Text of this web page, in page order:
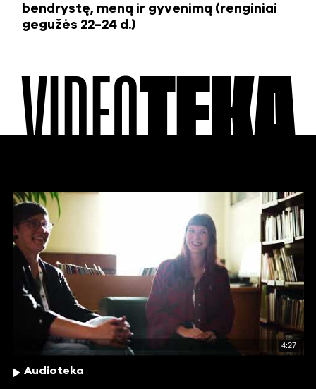
bendrystę, meną ir gyvenimą (renginiai
gegužės 22–24 d.)
VIDEOTEKA
4:27
Audioteka